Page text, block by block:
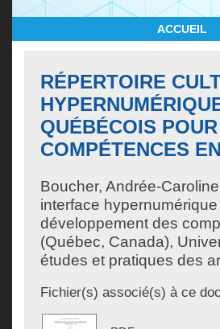
ACCUEIL
RÉPERTOIRE
QUÉBÉCOIS
COMPÉTENCES
Boucher, Andrée-Caroline
interface
développement des
(Québec, Canada),
études et pratiques des
Fichier(s) associé(s) à ce